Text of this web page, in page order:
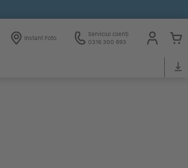
Instant Foto
Serviciul clienți
0316 300 693